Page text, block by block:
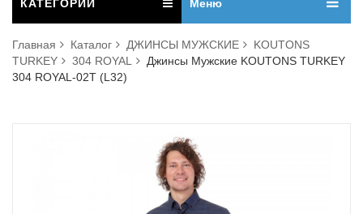
КАТЕГОРИИ Меню
Главная Каталог ДЖИНСЫ МУЖСКИЕ
KOUTONS
TURKEY
304 ROYAL
Джинсы Мужские KOUTONS TURKEY
304 ROYAL-02T (L32)